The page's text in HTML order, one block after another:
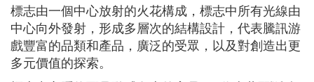
標志由一個中心放射的火花構成，標志中所有光線由
中心向外發射，形成多層次的結構設計，代表騰訊游
戲豐富的品類和產品，廣泛的受眾，以及對創造出更
多元價值的探索。